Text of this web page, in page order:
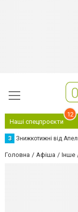
Наші спецпроєкти
12
З Знижкотижні від
Головна Афіша Інше